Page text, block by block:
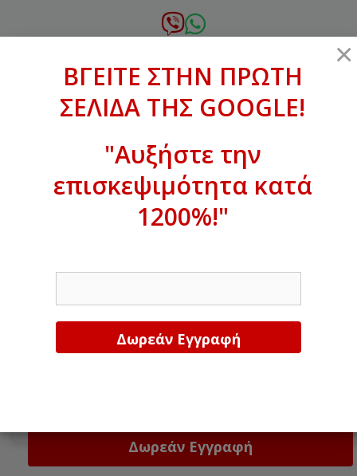
σε
xanthogenous@gmail.com
ΒΓΕΙΤΕ ΣΤΗΝ ΠΡΩΤΗ ΣΕΛΙΔΑ ΤΗΣ
GOOGLE!
×
ΒΓΕΙΤΕ ΣΤΗΝ ΠΡΩΤΗ
ΣΕΛΙΔΑ ΤΗΣ GOOGLE!
"Αυξήστε την
επισκεψιμότητα κατά
1200%!"